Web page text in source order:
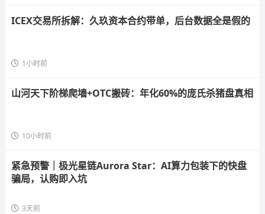
ICEX交易所拆解：久玖资本合约带单，后台数据全是假的
1小时前
山河天下阶梯爬墙+OTC搬砖：年化60%的庞氏杀猪盘真相
10小时前
紧急预警｜极光星链Aurora Star：AI算力包装下的快盘
骗局，认购即入坑
3天前